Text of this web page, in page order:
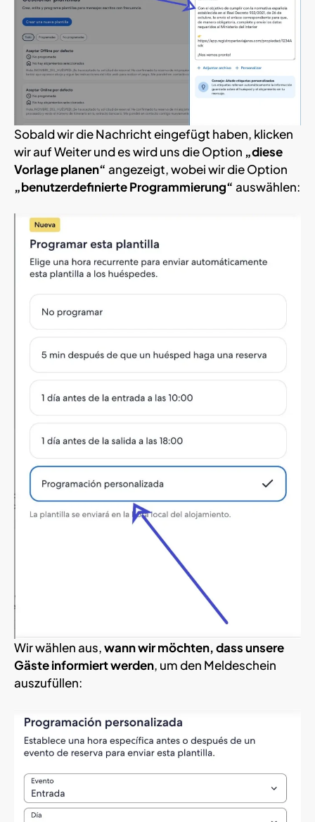
Sobald wir die Nachricht eingefügt haben, klicken
wir auf Weiter und es wird uns die Option „diese
Vorlage planen“ angezeigt, wobei wir die Option
„benutzerdefinierte Programmierung“ auswählen:
Wir wählen aus,wann wir möchten, dass unsere
Gäste informiert werden, um den Meldeschein
auszufüllen: